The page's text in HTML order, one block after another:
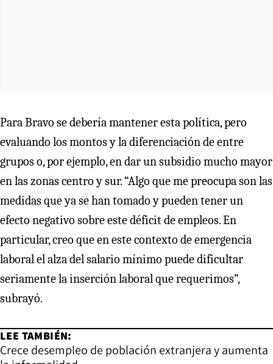
Para Bravo se debería mantener esta política, pero
evaluando los montos y la diferenciación de entre
grupos o, por ejemplo, en dar un subsidio mucho mayor
en las zonas centro y sur. “Algo que me preocupa son las
medidas que ya se han tomado y pueden tener un
efecto negativo sobre este déficit de empleos. En
particular, creo que en este contexto de emergencia
laboral el alza del salario mínimo puede dificultar
seriamente la inserción laboral que requerimos”,
subrayó.
LEE TAMBIÉN:
Crece desempleo de población extranjera y aumenta